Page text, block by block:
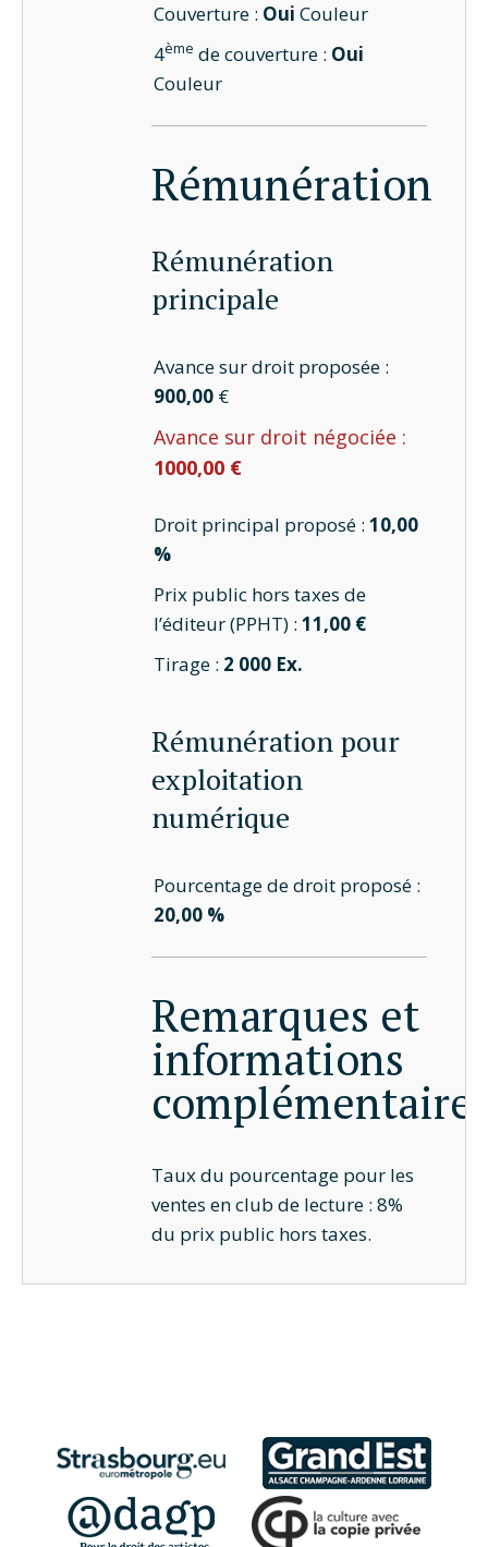
Couverture : Oui Couleur
4ème de couverture : Oui
Couleur
Rémunération
Rémunération
principale
Avance sur droit proposée :
900,00 €
Avance sur droit négociée :
1000,00 €
Droit principal proposé :10,00
%
Prix public hors taxes de
l’éditeur (PPHT) :11,00 €
Tirage : 2 000 Ex.
Rémunération pour
exploitation
numérique
Pourcentage de droit proposé :
20,00 %
Remarques et
informations
Taux du pourcentage pour les
ventes en club de lecture : 8%
du prix public hors taxes.